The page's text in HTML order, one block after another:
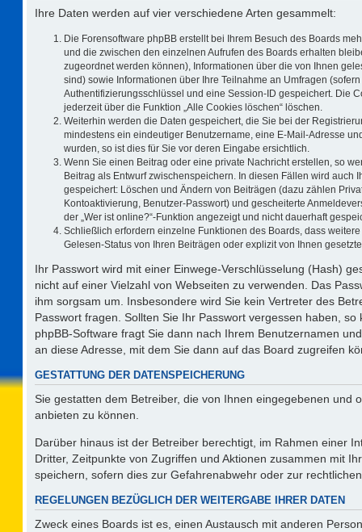
Ihre Daten werden auf vier verschiedene Arten gesammelt:
Die Forensoftware phpBB erstellt bei Ihrem Besuch des Boards
und die zwischen den einzelnen Aufrufen des Boards erhalten
zugeordnet werden können), Informationen über die von Ihnen
sind) sowie Informationen über Ihre Teilnahme an Umfragen
Authentifizierungsschlüssel und eine Session-ID gespeichert. Die
jederzeit über die Funktion „Alle Cookies löschen“ löschen.
Weiterhin werden die Daten gespeichert, die Sie bei der
mindestens ein eindeutiger Benutzername, eine E-Mail-Adresse
wurden, so ist dies für Sie vor deren Eingabe ersichtlich.
Wenn Sie einen Beitrag oder eine private Nachricht erstellen, so
Beitrag als Entwurf zwischenspeichern. In diesen Fällen wird
gespeichert: Löschen und Ändern von Beiträgen (dazu zählen
Kontoaktivierung, Benutzer-Passwort) und gescheiterte
der „Wer ist online?“-Funktion angezeigt und nicht dauerhaft
Schließlich erfordern einzelne Funktionen des Boards, dass
Gelesen-Status von Ihren Beiträgen oder explizit von Ihnen
Ihr Passwort wird mit einer Einwege-Verschlüsselung (Hash)
nicht auf einer Vielzahl von Webseiten zu verwenden. Das
ihm sorgsam um. Insbesondere wird Sie kein Vertreter des
Passwort fragen. Sollten Sie Ihr Passwort vergessen haben,
phpBB-Software fragt Sie dann nach Ihrem Benutzernamen
an diese Adresse, mit dem Sie dann auf das Board zugreifen
GESTATTUNG DER DATENSPEICHERUNG
Sie gestatten dem Betreiber, die von Ihnen eingegebenen
anbieten zu können.
Darüber hinaus ist der Betreiber berechtigt, im Rahmen einer
Dritter, Zeitpunkte von Zugriffen und Aktionen zusammen mit
speichern, sofern dies zur Gefahrenabwehr oder zur
REGELUNGEN BEZÜGLICH DER WEITERGABE IHRER DATEN
Zweck eines Boards ist es, einen Austausch mit anderen